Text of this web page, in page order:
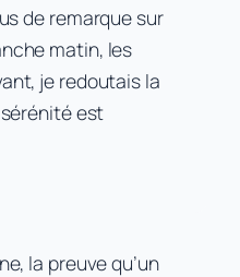
de remarque sur
matin, les
je redoutais la
est
la preuve qu’un